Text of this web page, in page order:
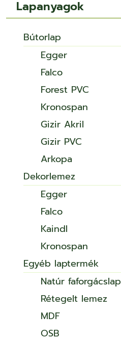
Lapanyagok
Bútorlap
Egger
Falco
Forest PVC
Kronospan
Gizir Akril
Gizir PVC
Arkopa
Dekorlemez
Egger
Falco
Kaindl
Kronospan
Egyéb laptermék
Natúr faforgácslap
Rétegelt lemez
MDF
OSB